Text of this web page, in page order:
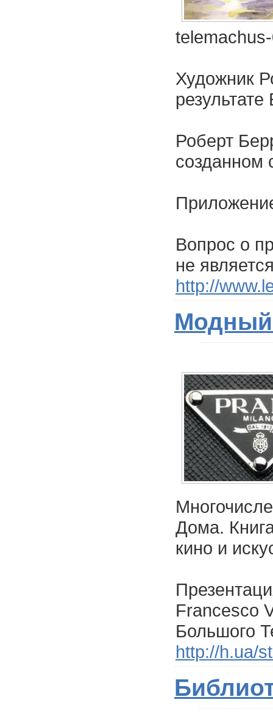
Художник
Роберт
созданном
Вопрос о
не
http://
Модный
Дома.
кино и
Francesco
Большого
http://h.ua/